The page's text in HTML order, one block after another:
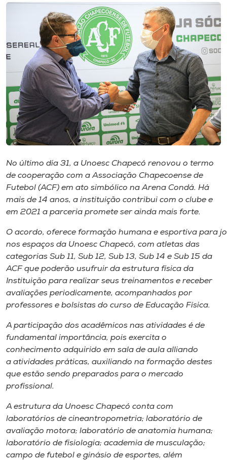
Biblioteca
Editora
Rádio
Museu
Unoesc
Store
o idioma
A+
A-
No último dia 31, a Unoesc Chapecó renovou o termo
de cooperação com a Associação Chapecoense de
Futebol (ACF) em ato simbólico na Arena Condá. Há
mais de 14 anos, a instituição contribui com o clube e
em 2021 a parceria promete ser ainda mais forte.
O acordo, oferece formação humana e esportiva para
nos espaços da Unoesc Chapecó, com atletas das
categorias Sub 11, Sub 12, Sub 13, Sub 14 e Sub 15 da
ACF que poderão usufruir da estrutura física da
Instituição para realizar seus treinamentos e receber
avaliações periodicamente, acompanhados por
professores e bolsistas do curso de Educação Física.
A participação dos acadêmicos nas atividades é de
fundamental importância, pois exercita o
conhecimento adquirido em sala de aula alliando
a atividades práticas, auxiliando na formação destes
que estão sendo preparados para o mercado
profissional.
A estrutura da Unoesc Chapecó conta com
laboratórios de cineantropometria; laboratório de
avaliação motora; laboratório de anatomia humana;
laboratório de fisiologia; academia de musculação;
campo de futebol e ginásio de esportes, além